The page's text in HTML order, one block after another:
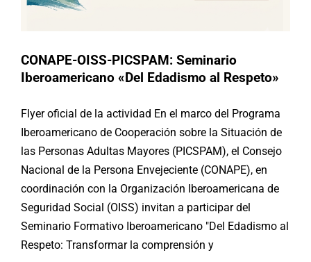
CONAPE-OISS-PICSPAM: Seminario
Iberoamericano «Del Edadismo al Respeto»
Flyer oficial de la actividad En el marco del Programa
Iberoamericano de Cooperación sobre la Situación de
las Personas Adultas Mayores (PICSPAM), el Consejo
Nacional de la Persona Envejeciente (CONAPE), en
coordinación con la Organización Iberoamericana de
Seguridad Social (OISS) invitan a participar del
Seminario Formativo Iberoamericano "Del Edadismo al
Respeto: Transformar la comprensión y